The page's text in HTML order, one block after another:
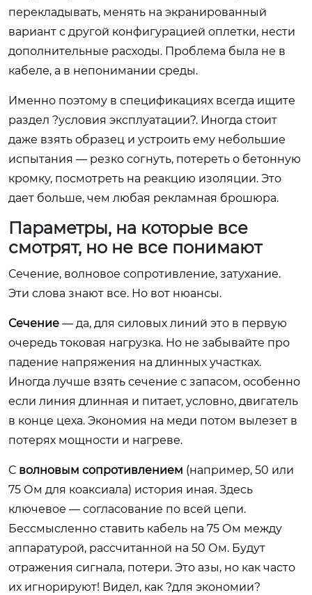
перекладывать, менять на экранированный
вариант с другой конфигурацией оплетки, нести
дополнительные расходы. Проблема была не в
кабеле, а в непонимании среды.
Именно поэтому в спецификациях всегда ищите
раздел ?условия эксплуатации?. Иногда стоит
даже взять образец и устроить ему небольшие
испытания — резко согнуть, потереть о бетонную
кромку, посмотреть на реакцию изоляции. Это
дает больше, чем любая рекламная брошюра.
Параметры, на которые все
смотрят, но не все понимают
Сечение, волновое сопротивление, затухание.
Эти слова знают все. Но вот нюансы.
Сечение — да, для силовых линий это в первую
очередь токовая нагрузка. Но не забывайте про
падение напряжения на длинных участках.
Иногда лучше взять сечение с запасом, особенно
если линия длинная и питает, условно, двигатель
в конце цеха. Экономия на меди потом вылезет в
потерях мощности и нагреве.
С волновым сопротивлением (например, 50 или
75 Ом для коаксиала) история иная. Здесь
ключевое — согласование по всей цепи.
Бессмысленно ставить кабель на 75 Ом между
аппаратурой, рассчитанной на 50 Ом. Будут
отражения сигнала, потери. Это азы, но как часто
их игнорируют! Видел, как ?для экономии?